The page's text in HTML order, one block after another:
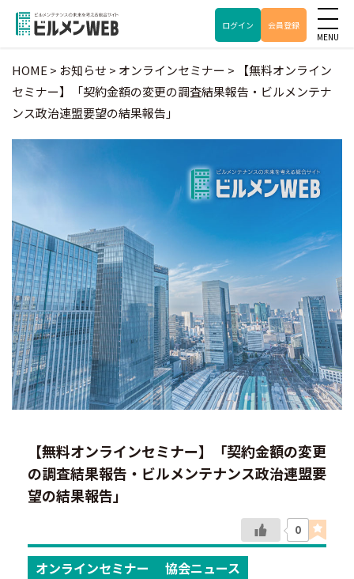
ログイン 会員登録
HOME > お知らせ > オンラインセミナー >
【無料オンライン
セミナー】「契約金額の変更の調査結果報告・ビルメンテナ
ンス政治連盟要望の結果報告」
【無料オンラインセミナー】「契約金額の変更
の調査結果報告・ビルメンテナンス政治連盟要
望の結果報告」
0
オンラインセミナー 協会ニュース